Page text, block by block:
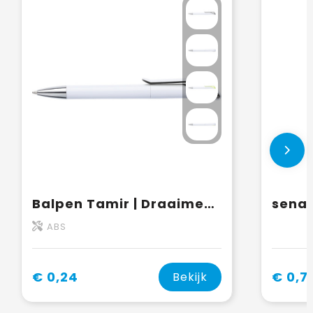
Balpen Tamir | Draaimechanisme
ABS
€ 0,24 Bekijk €